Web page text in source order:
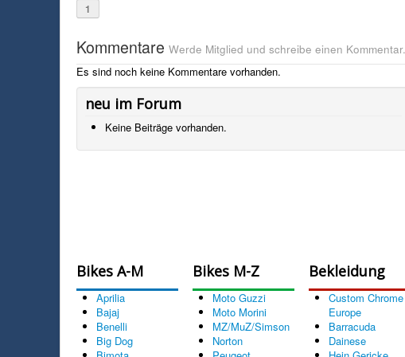
1
Kommentare Werde Mitglied und schreibe einen Kommentar.
Es sind noch keine Kommentare vorhanden.
neu im Forum
Keine Beiträge vorhanden.
Bikes A-M
Aprilia
Bajaj
Benelli
Big Dog
Bikes M-Z
Moto Guzzi
Moto Morini
MZ/MuZ/Simson
Norton
Bekleidung
Custom Chrome
Europe
Barracuda
Dainese